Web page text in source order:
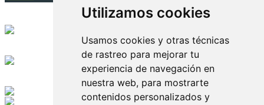
Utilizamos cookies
Usamos cookies y otras técnicas
de rastreo para mejorar tu
experiencia de navegación en
nuestra web, para mostrarte
contenidos personalizados y
Circulación certificada
Edición digital con tecnología